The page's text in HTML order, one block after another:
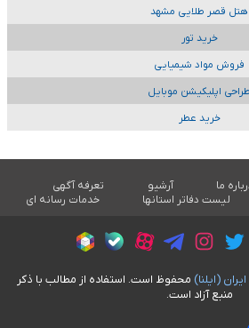
هتل قصر طلایی مشهد
خرید تور
فروش مواد شیمیایی
طراحی اپلیکیشن موبایل
خرید عطر
ما آرشیو
تعرفه آگهی
لیست دفاتر استانها خدمات رسانه ای
(ايلنا) محفوظ است. استفاده از مطالب با ذکر
منبع آزاد است.